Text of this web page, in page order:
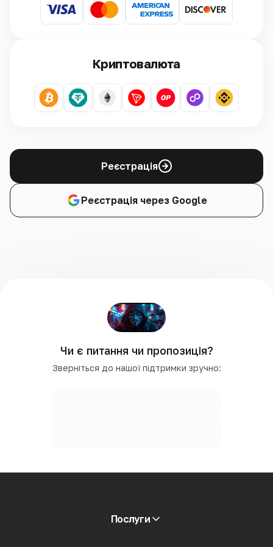
Криптовалюта
Реєстрація
Реєстрація через Google
Чи є питання чи пропозиція?
Зверніться до нашої підтримки зручно:
Послуги